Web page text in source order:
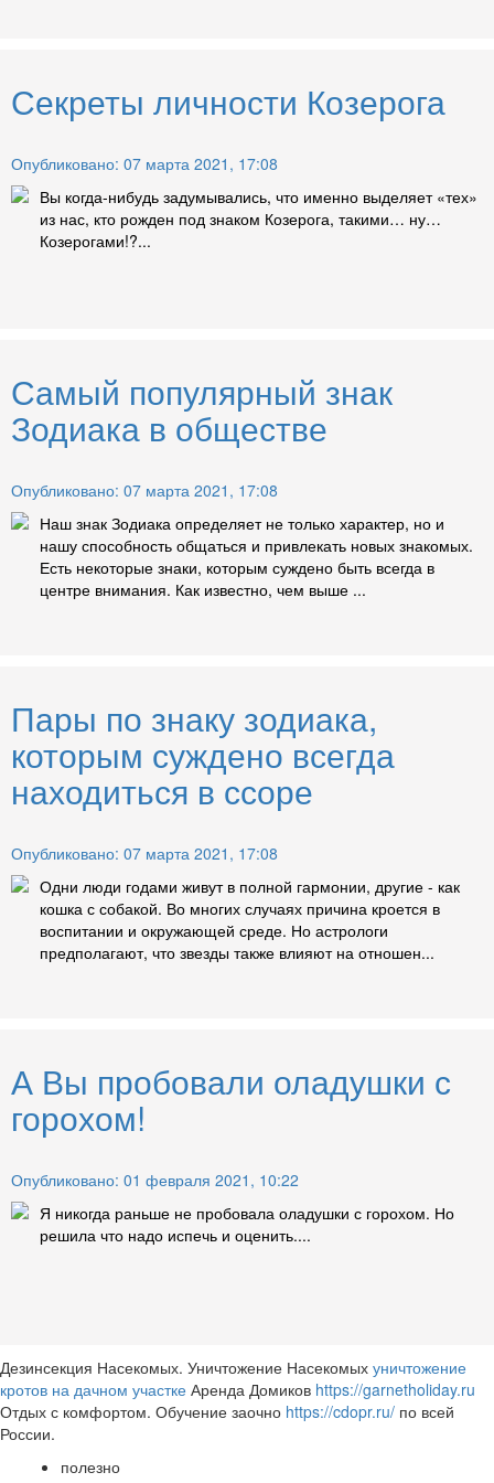
Секреты личности Козерога
Опубликовано: 07 марта 2021, 17:08
Вы когда-нибудь задумывались, что именно выделяет «тех»
из нас, кто рожден под знаком Козерога, такими… ну…
Козерогами!?...
Самый популярный знак
Зодиака в обществе
Опубликовано: 07 марта 2021, 17:08
Наш знак Зодиака определяет не только характер, но и
нашу способность общаться и привлекать новых знакомых.
Есть некоторые знаки, которым суждено быть всегда в
центре внимания. Как известно, чем выше ...
Пары по знаку зодиака,
которым суждено всегда
находиться в ссоре
Опубликовано: 07 марта 2021, 17:08
Одни люди годами живут в полной гармонии, другие - как
кошка с собакой. Во многих случаях причина кроется в
воспитании и окружающей среде. Но астрологи
предполагают, что звезды также влияют на отношен...
А Вы пробовали оладушки с
горохом!
Опубликовано: 01 февраля 2021, 10:22
Я никогда раньше не пробовала оладушки с горохом. Но
решила что надо испечь и оценить....
Дезинсекция Насекомых. Уничтожение Насекомых уничтожение
кротов на дачном участке Аренда Домиков https://garnetholiday.ru
Отдых с комфортом. Обучение заочно https://cdopr.ru/ по всей
России.
полезно